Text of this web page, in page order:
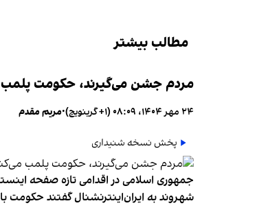
مطالب بیشتر
مردم جشن می‌گیرند، حکومت پلمب
۲۴ مهر ۱۴۰۴، ۰۸:۰۹ (‎+۱ گرینویچ) •مریم مقدم
پخش نسخه شنیداری
جمهوری اسلامی در اقدامی تازه صفحه
شهروند به ایران‌اینترنشنال گفتند